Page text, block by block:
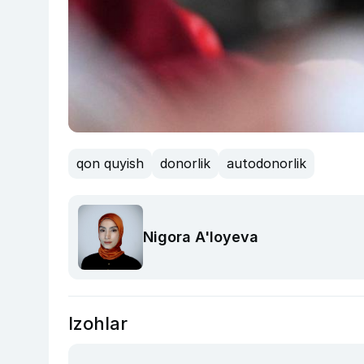
qon quyish donorlik autodonorlik
Nigora A'loyeva
Izohlar